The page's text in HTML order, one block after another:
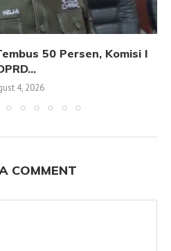
50 Persen, Komisi I
4, 2026
COMMENT